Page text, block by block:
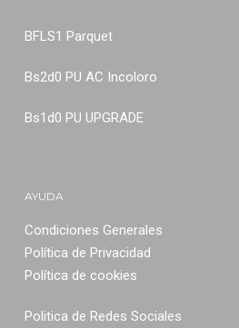
BFLS1 Parquet
Bs2d0 PU AC Incoloro
Bs1d0 PU UPGRADE
AYUDA
Condiciones Generales
Política de Privacidad
Política de cookies
Politica de Redes Sociales